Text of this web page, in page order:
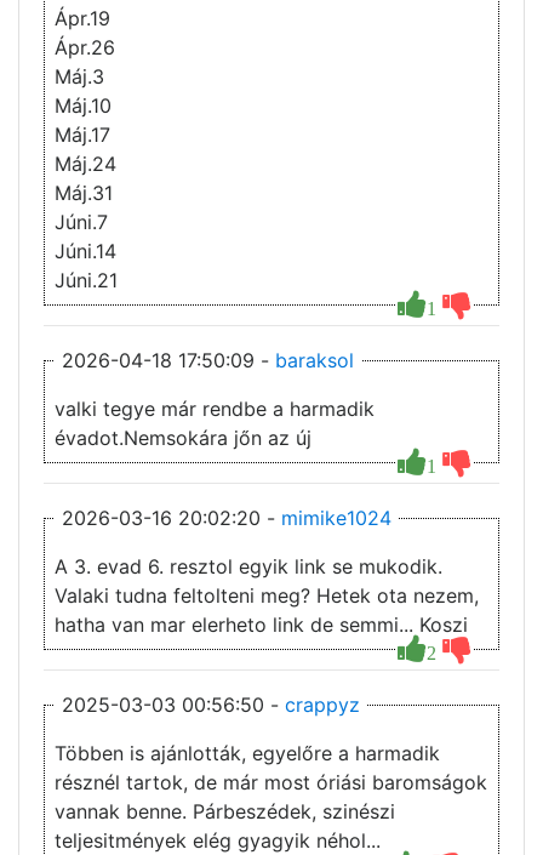
1
Ápr.19
Ápr.26
Máj.3
Máj.10
Máj.17
Máj.24
Máj.31
Júni.7
Júni.14
Júni.21
2026-04-18 17:50:09 - baraksol
1
valki tegye már rendbe a harmadik
évadot.Nemsokára jőn az új
2026-03-16 20:02:20 - mimike1024
2
A 3. evad 6. resztol egyik link se mukodik.
Valaki tudna feltolteni meg? Hetek ota nezem,
hatha van mar elerheto link de semmi... Koszi
2025-03-03 00:56:50 - crappyz
Többen is ajánlották, egyelőre a harmadik
résznél tartok, de már most óriási baromságok
vannak benne. Párbeszédek, szinészi
teljesitmények elég gyagyik néhol...